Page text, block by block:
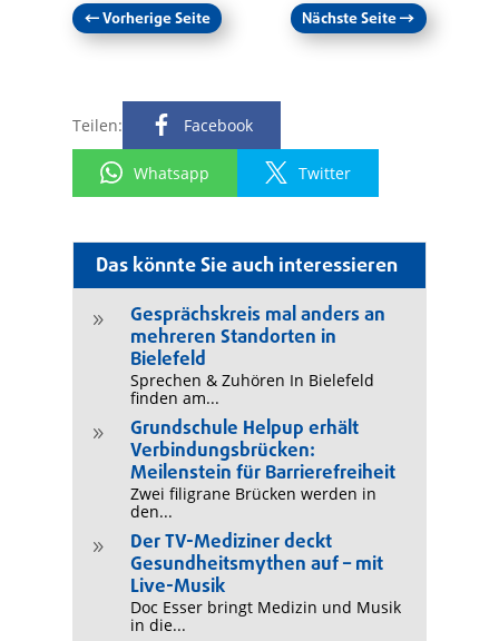
Das könnte Sie auch interessieren
9
Gesprächskreis mal anders an
mehreren Standorten in
Bielefeld
Sprechen & Zuhören In Bielefeld
finden am...
9
Grundschule Helpup erhält
Verbindungsbrücken:
Meilenstein für Barrierefreiheit
Zwei filigrane Brücken werden in
den...
9
Der TV-Mediziner deckt
Gesundheitsmythen auf – mit
Live-Musik
Doc Esser bringt Medizin und Musik
in die...
←Vorherige Seite Nächste Seite→
Teilen: Facebook
Whatsapp Twitter